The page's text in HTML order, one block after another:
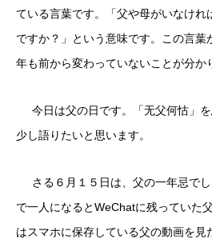
ている言葉です。「父や母がいなけれ
ですか？」という意味です。この言葉
年も前から変わっていないことが分か
今日は父の日です。「无父何怙」を
少し語りたいと思います。
さる６月１５日は、父の一年忌で
で一人になるとWeChatに残っていた
はスマホに保存している父の動画を見